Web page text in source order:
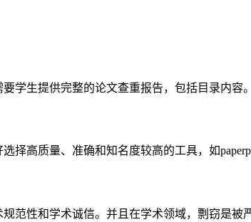
学生提供完整的论文查重报告，包括目录内容。
高质量、准确和知名度较高的工具，如
范性和学术诚信。并且在学术领域，剽窃是被